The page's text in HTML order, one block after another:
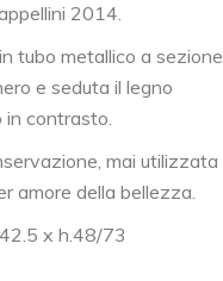
2014.
tubo metallico a sezione
e seduta il legno
in contrasto.
mai utilizzata
amore della bellezza.
x h.48/73